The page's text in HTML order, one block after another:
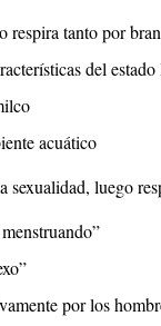
respira tanto por
del
acuático
sexualidad, luego
por los